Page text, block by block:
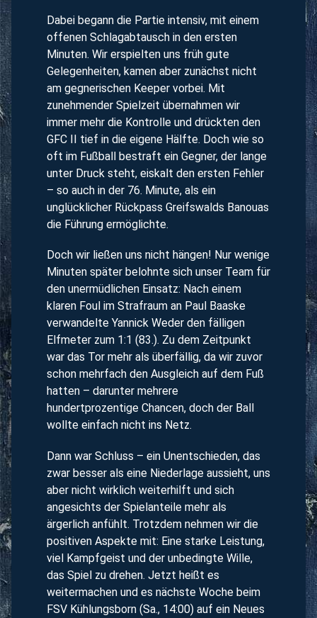
Dabei begann die Partie intensiv, mit einem
offenen Schlagabtausch in den ersten
Minuten. Wir erspielten uns früh gute
Gelegenheiten, kamen aber zunächst nicht
am gegnerischen Keeper vorbei. Mit
zunehmender Spielzeit übernahmen wir
immer mehr die Kontrolle und drückten den
GFC II tief in die eigene Hälfte. Doch wie so
oft im Fußball bestraft ein Gegner, der lange
unter Druck steht, eiskalt den ersten Fehler
– so auch in der 76. Minute, als ein
unglücklicher Rückpass Greifswalds Banouas
die Führung ermöglichte.
Doch wir ließen uns nicht hängen! Nur wenige
Minuten später belohnte sich unser Team für
den unermüdlichen Einsatz: Nach einem
klaren Foul im Strafraum an Paul Baaske
verwandelte Yannick Weder den fälligen
Elfmeter zum 1:1 (83.). Zu dem Zeitpunkt
war das Tor mehr als überfällig, da wir zuvor
schon mehrfach den Ausgleich auf dem Fuß
hatten – darunter mehrere
hundertprozentige Chancen, doch der Ball
wollte einfach nicht ins Netz.
Dann war Schluss – ein Unentschieden, das
zwar besser als eine Niederlage aussieht, uns
aber nicht wirklich weiterhilft und sich
angesichts der Spielanteile mehr als
ärgerlich anfühlt. Trotzdem nehmen wir die
positiven Aspekte mit: Eine starke Leistung,
viel Kampfgeist und der unbedingte Wille,
das Spiel zu drehen. Jetzt heißt es
weitermachen und es nächste Woche beim
FSV Kühlungsborn (Sa., 14:00) auf ein Neues